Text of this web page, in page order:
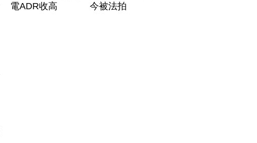
電ADR收高
今被法拍